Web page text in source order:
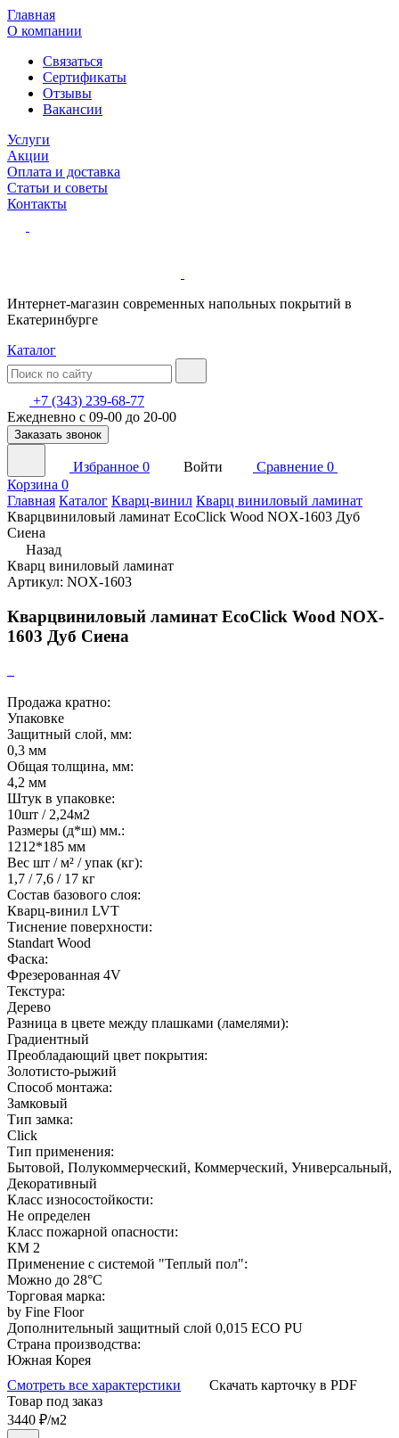
Главная
О компании
Связаться
Сертификаты
Отзывы
Вакансии
Услуги
Акции
Оплата и доставка
Статьи и советы
Контакты
Интернет-магазин современных напольных покрытий в
Екатеринбурге
Каталог
+7 (343) 239-68-77
Ежедневно с 09-00 до 20-00
Заказать звонок
Избранное 0 Войти Сравнение 0
Корзина 0
Главная Каталог Кварц-винил Кварц виниловый ламинат
Кварцвиниловый ламинат EcoClick Wood NOX-1603 Дуб
Сиена
Назад
Кварц виниловый ламинат
Артикул: NOX-1603
Кварцвиниловый ламинат EcoClick Wood NOX-
1603 Дуб Сиена
Продажа кратно:
Упаковке
Защитный слой, мм:
0,3 мм
Общая толщина, мм:
4,2 мм
Штук в упаковке:
10шт / 2,24м2
Размеры (д*ш) мм.:
1212*185 мм
Вес шт / м² / упак (кг):
1,7 / 7,6 / 17 кг
Состав базового слоя:
Кварц-винил LVT
Тиснение поверхности:
Standart Wood
Фаска:
Фрезерованная 4V
Текстура:
Дерево
Разница в цвете между плашками (ламелями):
Градиентный
Преобладающий цвет покрытия:
Золотисто-рыжий
Способ монтажа:
Замковый
Тип замка:
Click
Тип применения:
Бытовой, Полукоммерческий, Коммерческий, Универсальный,
Декоративный
Класс износостойкости:
Не определен
Класс пожарной опасности:
КМ 2
Применение с системой "Теплый пол":
Можно до 28°С
Торговая марка:
by Fine Floor
Дополнительный защитный слой 0,015 ECO PU
Страна производства:
Южная Корея
Смотреть все характерстики
Скачать карточку в PDF
Товар под заказ
3440 ₽/м2